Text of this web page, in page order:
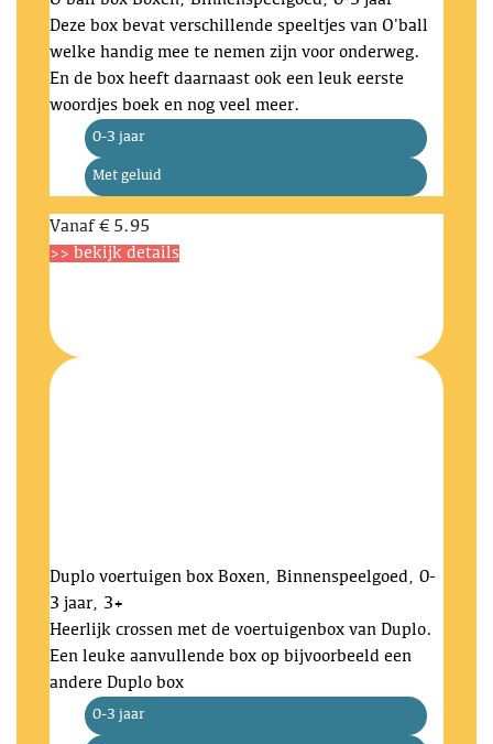
Deze box bevat verschillende speeltjes van O'ball
welke handig mee te nemen zijn voor onderweg.
En de box heeft daarnaast ook een leuk eerste
woordjes boek en nog veel meer.
0-3 jaar
Met geluid
Vanaf € 5.95
>> bekijk details
Duplo voertuigen box Boxen, Binnenspeelgoed, 0-
3 jaar, 3+
Heerlijk crossen met de voertuigenbox van Duplo.
Een leuke aanvullende box op bijvoorbeeld een
andere Duplo box
0-3 jaar